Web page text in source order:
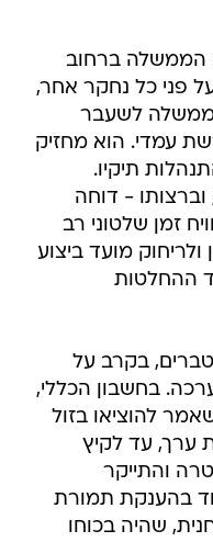
הממשלה ברחוב
על פני כל נחקר אחר,
לשעבר
ב-1999, בפרשת עמדי. הוא מחזיק
תיקיו.
- דוחה
זמן שלטוני רב
ולריחוק מועד ביצוע
ההחלטות
בקרב על
בחשבון הכללי,
פעל לרעתו. תיק 4000, שאמר להוציאו בזול
ערך, עד לקיץ
והתייקר
בהענקת תמורת
שהיה בכוחו